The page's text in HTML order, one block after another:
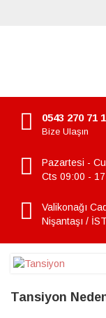
0543 270 71
Bize Ulaşın
Pazartesi -
Cts 09:00 -
Valikonağı
Nişantaşı /
Tansiyon